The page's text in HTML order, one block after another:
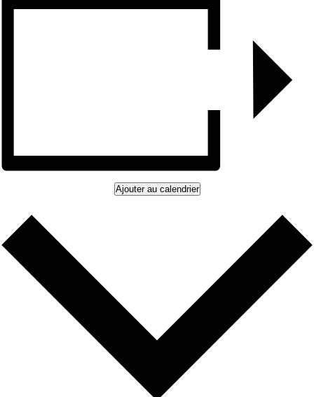
Ajouter au calendrier